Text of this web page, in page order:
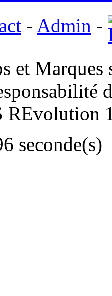
- Admin -
et Marques
REvolution
seconde(s)